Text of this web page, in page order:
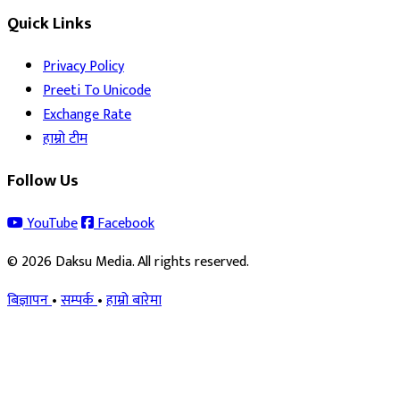
Quick Links
Privacy Policy
Preeti To Unicode
Exchange Rate
हाम्रो टीम
Follow Us
YouTube
Facebook
© 2026 Daksu Media. All rights reserved.
बिज्ञापन•सम्पर्क•हाम्रो बारेमा